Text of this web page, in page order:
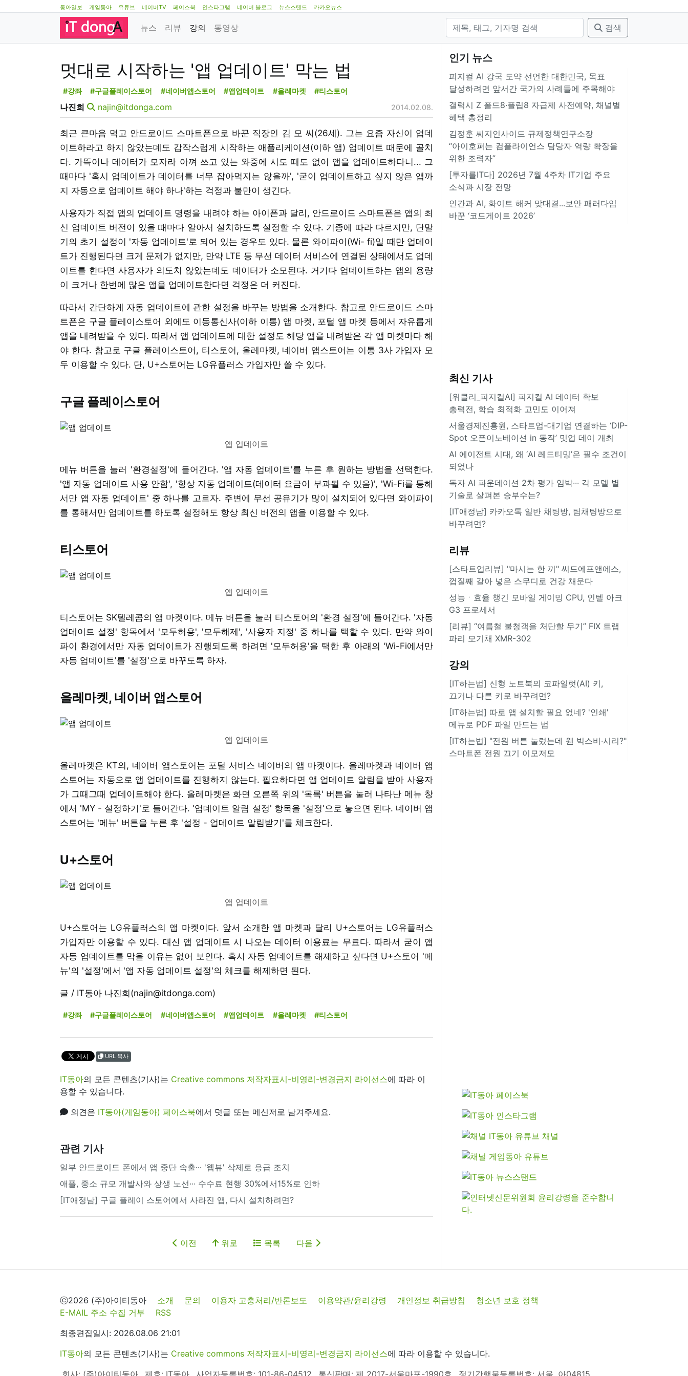
동아일보 게임동아 유튜브 네이버TV 페이스북 인스타그램 네이버 블로그 뉴스스탠드 카카오뉴스
뉴스 리뷰 강의 동영상 검색
멋대로 시작하는 '앱 업데이트' 막는 법
#강좌 #구글플레이스토어 #네이버앱스토어 #앱업데이트 #올레마켓 #티스토어
나진희 najin@itdonga.com 2014.02.08.
최근 큰마음 먹고 안드로이드 스마트폰으로 바꾼 직장인 김 모 씨(26세). 그는 요즘 자신이 업데
이트하라고 하지 않았는데도 갑작스럽게 시작하는 애플리케이션(이하 앱) 업데이트 때문에 골치
다. 가뜩이나 데이터가 모자라 아껴 쓰고 있는 와중에 시도 때도 없이 앱을 업데이트하다니... 그
때마다 '혹시 업데이트가 데이터를 너무 잡아먹지는 않을까', '굳이 업데이트하고 싶지 않은 앱까
지 자동으로 업데이트 해야 하나'하는 걱정과 불만이 생긴다.
사용자가 직접 앱의 업데이트 명령을 내려야 하는 아이폰과 달리, 안드로이드 스마트폰은 앱의 최
신 업데이트 버전이 있을 때마다 알아서 설치하도록 설정할 수 있다. 기종에 따라 다르지만, 단말
기의 초기 설정이 '자동 업데이트'로 되어 있는 경우도 있다. 물론 와이파이(Wi- fi)일 때만 업데이
트가 진행된다면 크게 문제가 없지만, 만약 LTE 등 무선 데이터 서비스에 연결된 상태에서도 업데
이트를 한다면 사용자가 의도치 않았는데도 데이터가 소모된다. 거기다 업데이트하는 앱의 용량
이 크거나 한번에 많은 앱을 업데이트한다면 걱정은 더 커진다.
따라서 간단하게 자동 업데이트에 관한 설정을 바꾸는 방법을 소개한다. 참고로 안드로이드 스마
트폰은 구글 플레이스토어 외에도 이동통신사(이하 이통) 앱 마켓, 포털 앱 마켓 등에서 자유롭게
앱을 내려받을 수 있다. 따라서 앱 업데이트에 대한 설정도 해당 앱을 내려받은 각 앱 마켓마다 해
야 한다. 참고로 구글 플레이스토어, 티스토어, 올레마켓, 네이버 앱스토어는 이통 3사 가입자 모
두 이용할 수 있다. 단, U+스토어는 LG유플러스 가입자만 쓸 수 있다.
구글 플레이스토어
앱 업데이트
메뉴 버튼을 눌러 '환경설정'에 들어간다. '앱 자동 업데이트'를 누른 후 원하는 방법을 선택한다.
'앱 자동 업데이트 사용 안함', '항상 자동 업데이트(데이터 요금이 부과될 수 있음)', 'Wi-Fi를 통해
서만 앱 자동 업데이트' 중 하나를 고르자. 주변에 무선 공유기가 많이 설치되어 있다면 와이파이
를 통해서만 업데이트를 하도록 설정해도 항상 최신 버전의 앱을 이용할 수 있다.
티스토어
앱 업데이트
티스토어는 SK텔레콤의 앱 마켓이다. 메뉴 버튼을 눌러 티스토어의 '환경 설정'에 들어간다. '자동
업데이트 설정' 항목에서 '모두허용', '모두해제', '사용자 지정' 중 하나를 택할 수 있다. 만약 와이
파이 환경에서만 자동 업데이트가 진행되도록 하려면 '모두허용'을 택한 후 아래의 'Wi-Fi에서만
자동 업데이트'를 '설정'으로 바꾸도록 하자.
올레마켓, 네이버 앱스토어
앱 업데이트
올레마켓은 KT의, 네이버 앱스토어는 포털 서비스 네이버의 앱 마켓이다. 올레마켓과 네이버 앱
스토어는 자동으로 앱 업데이트를 진행하지 않는다. 필요하다면 앱 업데이트 알림을 받아 사용자
가 그때그때 업데이트해야 한다. 올레마켓은 화면 오른쪽 위의 '목록' 버튼을 눌러 나타난 메뉴 창
에서 'MY - 설정하기'로 들어간다. '업데이트 알림 설정' 항목을 '설정'으로 놓으면 된다. 네이버 앱
스토어는 '메뉴' 버튼을 누른 후 '설정 - 업데이트 알림받기'를 체크한다.
U+스토어
앱 업데이트
U+스토어는 LG유플러스의 앱 마켓이다. 앞서 소개한 앱 마켓과 달리 U+스토어는 LG유플러스
가입자만 이용할 수 있다. 대신 앱 업데이트 시 나오는 데이터 이용료는 무료다. 따라서 굳이 앱
자동 업데이트를 막을 이유는 없어 보인다. 혹시 자동 업데이트를 해제하고 싶다면 U+스토어 '메
뉴'의 '설정'에서 '앱 자동 업데이트 설정'의 체크를 해제하면 된다.
글 / IT동아 나진희(najin@itdonga.com)
#강좌 #구글플레이스토어 #네이버앱스토어 #앱업데이트 #올레마켓 #티스토어
URL 복사
IT동아의 모든 콘텐츠(기사)는 Creative commons 저작자표시-비영리-변경금지 라이선스에 따라 이
용할 수 있습니다.
의견은 IT동아(게임동아) 페이스북에서 덧글 또는 메신저로 남겨주세요.
관련 기사
일부 안드로이드 폰에서 앱 중단 속출··· '웹뷰' 삭제로 응급 조치
애플, 중소 규모 개발사와 상생 노선··· 수수료 현행 30%에서15%로 인하
[IT애정남] 구글 플레이 스토어에서 사라진 앱, 다시 설치하려면?
이전 위로 목록 다음
인기 뉴스
피지컬 AI 강국 도약 선언한 대한민국, 목표
달성하려면 앞서간 국가의 사례들에 주목해야
갤럭시 Z 폴드8·플립8 자급제 사전예약, 채널별
혜택 총정리
김정훈 씨지인사이드 규제정책연구소장
“아이호퍼는 컴플라이언스 담당자 역량 확장을
위한 조력자”
[투자를IT다] 2026년 7월 4주차 IT기업 주요
소식과 시장 전망
인간과 AI, 화이트 해커 맞대결...보안 패러다임
바꾼 ‘코드게이트 2026’
최신 기사
[위클리_피지컬AI] 피지컬 AI 데이터 확보
총력전, 학습 최적화 고민도 이어져
서울경제진흥원, 스타트업-대기업 연결하는 ‘DIP-
Spot 오픈이노베이션 in 동작’ 밋업 데이 개최
AI 에이전트 시대, 왜 ‘AI 레드티밍’은 필수 조건이
되었나
독자 AI 파운데이션 2차 평가 임박··· 각 모델 별
기술로 살펴본 승부수는?
[IT애정남] 카카오톡 일반 채팅방, 팀채팅방으로
바꾸려면?
리뷰
[스타트업리뷰] "마시는 한 끼" 씨드에프앤에스,
껍질째 갈아 넣은 스무디로 건강 채운다
성능ㆍ효율 챙긴 모바일 게이밍 CPU, 인텔 아크
G3 프로세서
[리뷰] “여름철 불청객을 처단할 무기” FIX 트랩
파리 모기채 XMR-302
강의
[IT하는법] 신형 노트북의 코파일럿(AI) 키,
끄거나 다른 키로 바꾸려면?
[IT하는법] 따로 앱 설치할 필요 없네? '인쇄'
메뉴로 PDF 파일 만드는 법
[IT하는법] "전원 버튼 눌렀는데 웬 빅스비·시리?"
스마트폰 전원 끄기 이모저모
ⓒ2026 (주)아이티동아 소개 문의 이용자 고충처리/반론보도 이용약관/윤리강령 개인정보 취급방침
청소년 보호 정책
E-MAIL 주소 수집 거부
RSS
최종편집일시: 2026.08.06 21:01
IT동아의 모든 콘텐츠(기사)는 Creative commons 저작자표시-비영리-변경금지 라이선스에 따라 이용할 수 있습니다.
회사: (주)아이티동아
제호: IT동아 사업자등록번호: 101-86-04512 통신판매: 제 2017-서울마포-1990호 정기간행물등록번호: 서울, 아04815